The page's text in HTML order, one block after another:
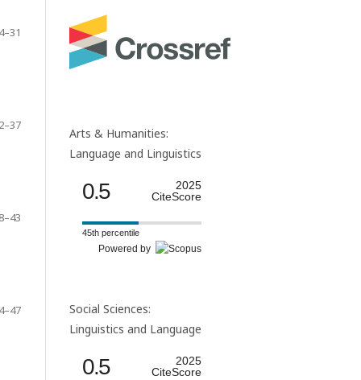
Arts & Humanities:
Language and Linguistics
0.5
2025
CiteScore
45th percentile
Powered by
Social Sciences:
Linguistics and Language
0.5
2025
CiteScore